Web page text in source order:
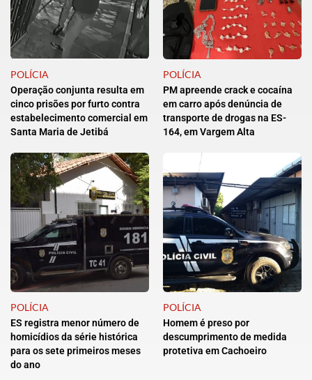
POLÍCIA
Operação conjunta resulta em
cinco prisões por furto contra
estabelecimento comercial em
Santa Maria de Jetibá
POLÍCIA
PM apreende crack e cocaína
em carro após denúncia de
transporte de drogas na ES-
164, em Vargem Alta
POLÍCIA
ES registra menor número de
homicídios da série histórica
para os sete primeiros meses
do ano
POLÍCIA
Homem é preso por
descumprimento de medida
protetiva em Cachoeiro